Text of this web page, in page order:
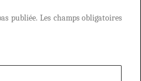
publiée. Les champs obligatoires